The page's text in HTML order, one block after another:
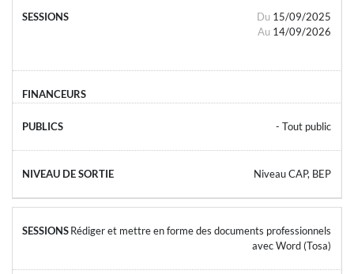
Du 15/09/2025
Au 14/09/2026
- Tout public
Niveau CAP, BEP
Rédiger et mettre en forme des documents professionnels
avec Word (Tosa)